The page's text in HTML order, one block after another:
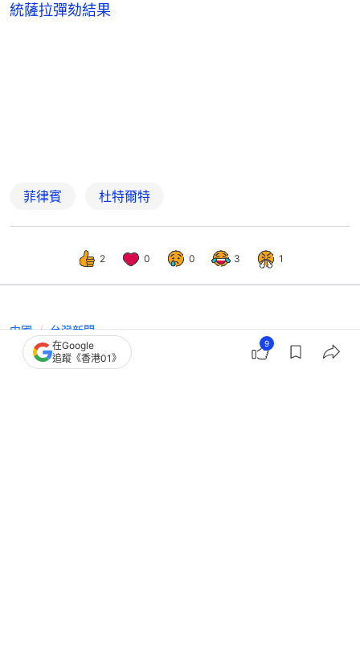
統薩拉彈劾結果
菲律賓 杜特爾特
2 0 0 3 1
中國 台灣新聞
賴清德彈劾案5月19日立法院記名投
在Google
追蹤《香港01》
9